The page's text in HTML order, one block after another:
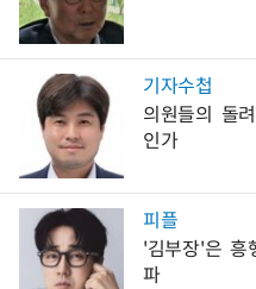
기자수첩
의원들의 돌
인가
피플
'김부장'은 흥
파